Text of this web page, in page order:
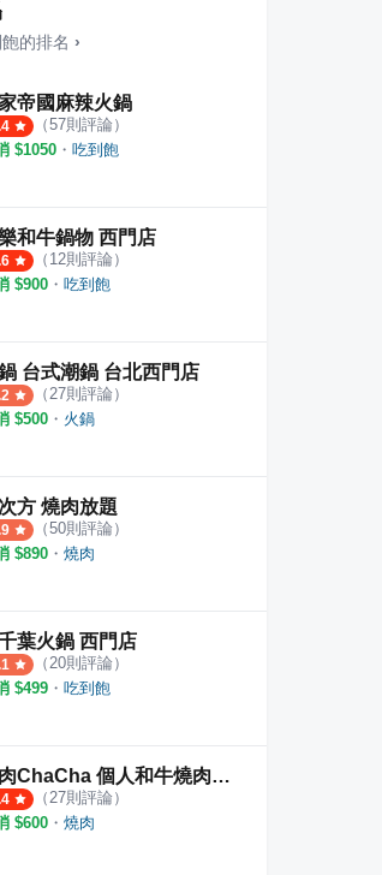
的排名 ›
帝國麻辣火鍋
（57則評論）
$1050 ・ 吃到飽
和牛鍋物 西門店
（ 12則評論）
$900 ・ 吃到飽
台式潮鍋 台北西門店
（27則評論）
$500 ・ 火鍋
方 燒肉放題
（50則評論）
$890 ・ 燒肉
葉火鍋 西門店
（20則評論）
$499 ・ 吃到飽
燒肉ChaCha 個人和牛燒肉專賣
（27則評論）
$600 ・ 燒肉